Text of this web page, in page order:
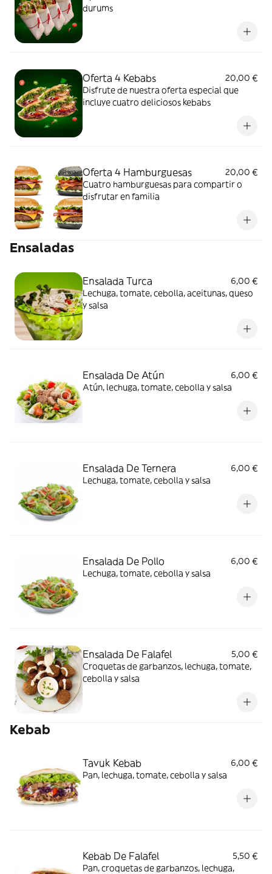
durums
Oferta 4 Kebabs
20,00 €
Disfrute de nuestra oferta especial que
incluye cuatro deliciosos kebabs
Oferta 4 Hamburguesas
20,00 €
Cuatro hamburguesas para compartir o
disfrutar en familia
Ensaladas
Ensalada Turca
6,00 €
Lechuga, tomate, cebolla, aceitunas, queso
y salsa
Ensalada De Atún
6,00 €
Atún, lechuga, tomate, cebolla y salsa
Ensalada De Ternera
6,00 €
Lechuga, tomate, cebolla y salsa
Ensalada De Pollo
6,00 €
Lechuga, tomate, cebolla y salsa
Ensalada De Falafel
5,00 €
Croquetas de garbanzos, lechuga, tomate,
cebolla y salsa
Kebab
Tavuk Kebab
6,00 €
Pan, lechuga, tomate, cebolla y salsa
Kebab De Falafel
5,50 €
Pan, croquetas de garbanzos, lechuga,